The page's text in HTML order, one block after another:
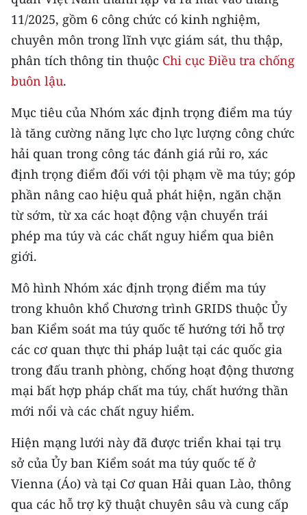
CHƯƠNG TRÌNH OCOP - MỖI XÃ
MỘT SẢN PHẨM
RADIO
E-Magazine
Video
Media Chính trị
Media Kinh tế
Media Văn hóa
Media Xã hội
Media Pháp luật
Media Du lịch
Media Thế giới
Media Thể thao
Media Y tế
Media Khoa học - Công nghệ
11/2025, gồm 6 công chức có kinh nghiệm,
chuyên môn trong lĩnh vực giám sát, thu thập,
phân tích thông tin thuộc Chi cục Điều tra chống
buôn lậu.
Mục tiêu của Nhóm xác định trọng điểm ma túy
là tăng cường năng lực cho lực lượng công chức
hải quan trong công tác đánh giá rủi ro, xác
định trọng điểm đối với tội phạm về ma túy; góp
phần nâng cao hiệu quả phát hiện, ngăn chặn
từ sớm, từ xa các hoạt động vận chuyển trái
phép ma túy và các chất nguy hiểm qua biên
giới.
Mô hình Nhóm xác định trọng điểm ma túy
trong khuôn khổ Chương trình GRIDS thuộc Ủy
ban Kiểm soát ma túy quốc tế hướng tới hỗ trợ
các cơ quan thực thi pháp luật tại các quốc gia
trong đấu tranh phòng, chống hoạt động thương
mại bất hợp pháp chất ma túy, chất hướng thần
mới nổi và các chất nguy hiểm.
Hiện mạng lưới này đã được triển khai tại trụ
sở của Ủy ban Kiểm soát ma túy quốc tế ở
Vienna (Áo) và tại Cơ quan Hải quan Lào, thông
qua các hỗ trợ kỹ thuật chuyên sâu và cung cấp